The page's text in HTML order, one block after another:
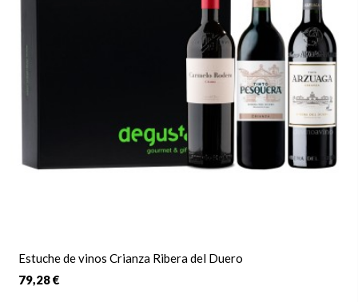
Estuche de vinos Crianza Ribera del Duero
79,28 €